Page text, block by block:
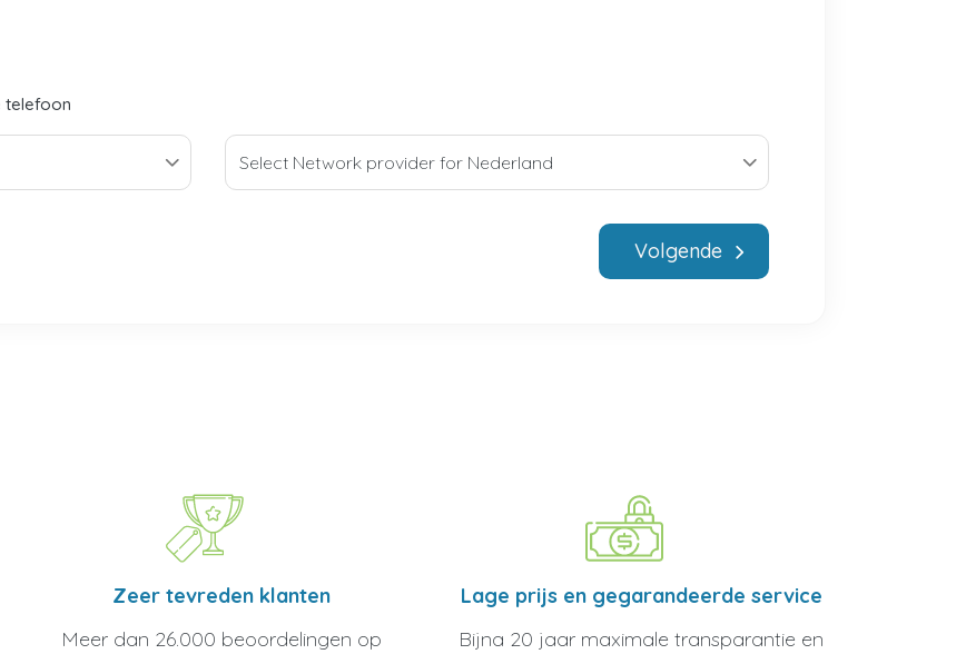
telefoon
Volgende
Zeer tevreden klanten
Meer dan 26.000 beoordelingen op
Lage prijs en gegarandeerde service
Bijna 20 jaar maximale transparantie en